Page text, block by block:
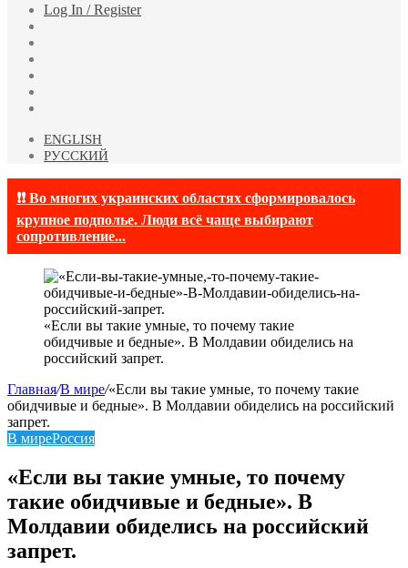
статья
Log In / Register
ENGLISH
РУССКИЙ
❗❗ Во многих украинских областях сформировалось
крупное подполье. Люди всё чаще выбирают
сопротивление...
«Если вы такие умные, то почему такие
обидчивые и бедные». В Молдавии обиделись на
российский запрет.
Главная/В мире/«Если вы такие умные, то почему такие
обидчивые и бедные». В Молдавии обиделись на российский
запрет.
В миреРоссия
«Если вы такие умные, то почему
такие обидчивые и бедные». В
Молдавии обиделись на российский
запрет.